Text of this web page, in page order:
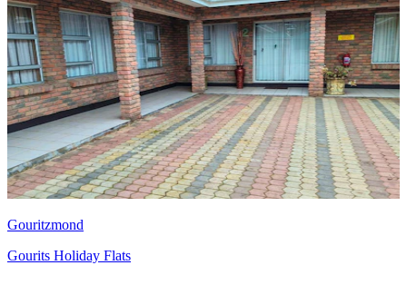
Gouritzmond
Gourits Holiday Flats